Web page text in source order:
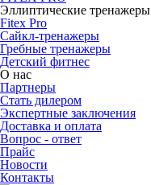
Эллиптические тренажеры
Fitex Pro
Сайкл-тренажеры
Гребные тренажеры
Детский фитнес
О нас
Партнеры
Стать дилером
Экспертные заключения
Доставка и оплата
Вопрос - ответ
Прайс
Новости
Контакты